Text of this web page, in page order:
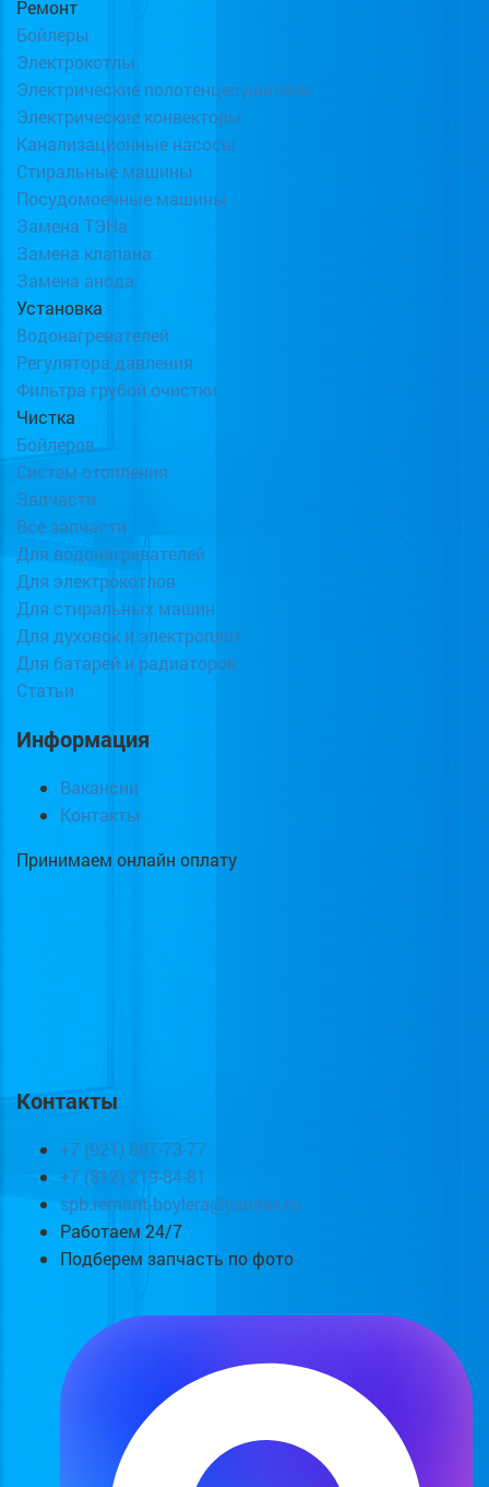
Ремонт
Бойлеры
Электрокотлы
Электрические полотенцесушители
Электрические конвекторы
Канализационные насосы
Стиральные машины
Посудомоечные машины
Замена ТЭНа
Замена клапана
Замена анода
Установка
Водонагревателей
Регулятора давления
Фильтра грубой очистки
Чистка
Бойлеров
Систем отопления
Запчасти
Все запчасти
Для водонагревателей
Для электрокотлов
Для стиральных машин
Для духовок и электроплит
Для батарей и радиаторов
Статьи
Информация
Вакансии
Контакты
Принимаем онлайн оплату
Контакты
+7 (921) 807-73-77
+7 (812) 219-84-81
spb.remont-boylera@yandex.ru
Работаем 24/7
Подберем запчасть по фото